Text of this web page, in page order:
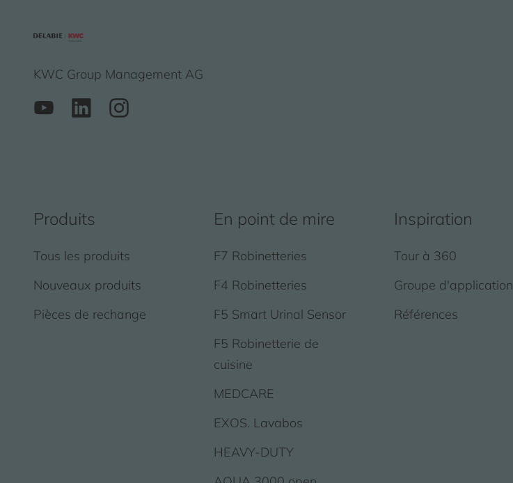
KWC Group Management AG
Produits
Tous les produits
Nouveaux produits
Pièces de rechange
En point de mire
F7 Robinetteries
F4 Robinetteries
F5 Smart Urinal Sensor
F5 Robinetterie de
cuisine
MEDCARE
EXOS. Lavabos
HEAVY-DUTY
Inspiration
Tour à 360
Groupe d'application
Références